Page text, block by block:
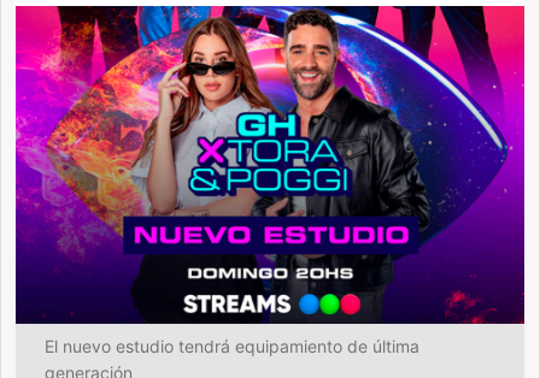
El nuevo estudio tendrá equipamiento de última
generación